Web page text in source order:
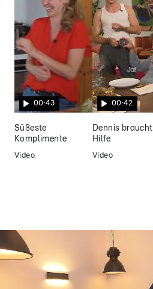
00:43
Süßeste
Komplimente
Video
00:42
Dennis braucht
Hilfe
Video